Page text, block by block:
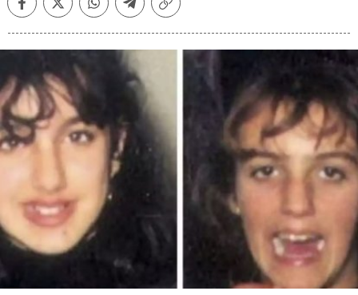
FacebookTwitterWhatsappTelegramCopiar